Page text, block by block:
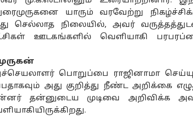
யாரும் வரவேற்று
செல்லாத நிலையில், அவர்
ஊடகங்களில் வெளியாகி
பொறுப்பை ராஜினாமா
அது குறித்து நீண்ட அறிக்கை
தன்னுடைய முடிவை அறிவிக்க
தமிழ்நாடு அரசியல்